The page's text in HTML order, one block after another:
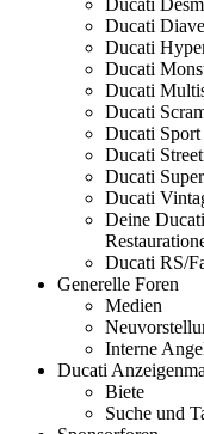
Ducati
Ducati
Ducati
Ducati
Ducati
Ducati
Ducati Sport
Ducati
Ducati
Ducati
Deine
Ducati RS/
Generelle Foren
Medien
Interne
Ducati
Biete
Suche und